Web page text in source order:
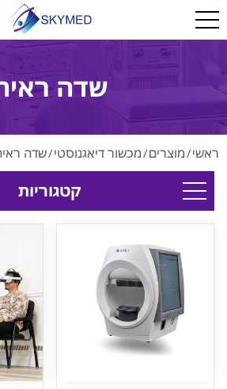
שדה
ראשי/מוצרים/מכשור דיאגנוסטי/שדה
קטגוריות